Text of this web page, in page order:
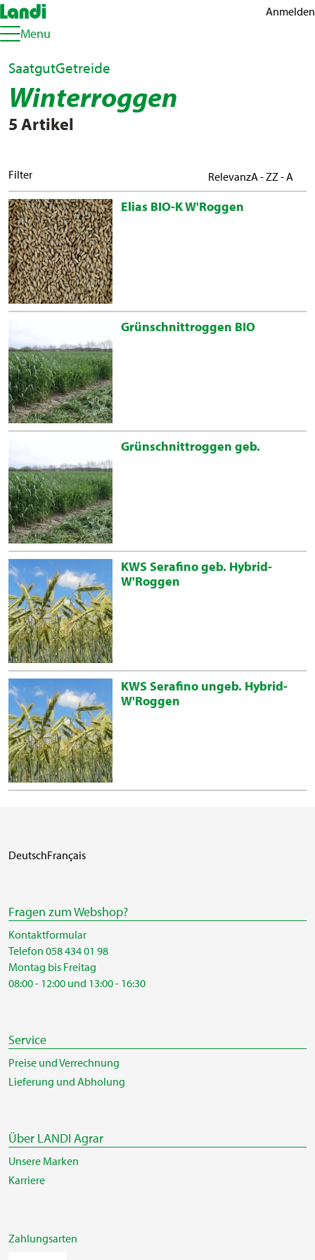
Anmelden
Menu
SaatgutGetreide
Winterroggen
5 Artikel
Filter RelevanzA - ZZ - A
Elias BIO-K W'Roggen
Grünschnittroggen BIO
Grünschnittroggen geb.
KWS Serafino geb. Hybrid-
W'Roggen
KWS Serafino ungeb. Hybrid-
W'Roggen
DeutschFrançais
Fragen zum Webshop?
Kontaktformular
Telefon 058 434 01 98
Montag bis Freitag
08:00 - 12:00 und 13:00 - 16:30
Service
Preise und Verrechnung
Lieferung und Abholung
Über LANDI Agrar
Unsere Marken
Karriere
Zahlungsarten